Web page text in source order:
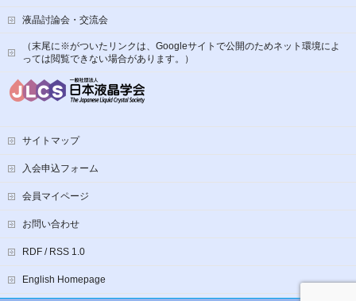
液晶討論会・交流会
（末尾に※がついたリンクは、Googleサイトで公開のためネット環境によ
っては閲覧できない場合があります。）
サイトマップ
入会申込フォーム
会員マイページ
お問い合わせ
RDF / RSS 1.0
English Homepage